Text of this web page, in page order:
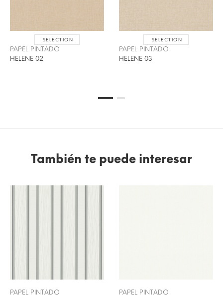
SELECTION
PAPEL PINTADO
HELENE 02
SELECTION
PAPEL PINTADO
HELENE 03
También te puede interesar
PAPEL PINTADO
PAPEL PINTADO